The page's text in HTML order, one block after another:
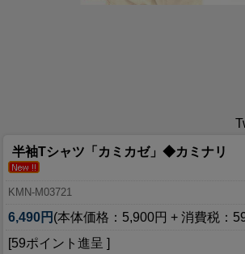
半袖Tシャツ「カミカゼ」◆カミナリ
KMN-M03721
6,490円 (本体価格：5,900円 + 消費税：
[59ポイント進呈 ]